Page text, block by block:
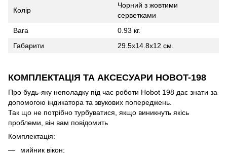
Колір
Чорний з жовтими
серветками
Вага
0.93 кг.
Габарити
29.5х14.8х12 см.
КОМПЛЕКТАЦІЯ ТА АКСЕСУАРИ HOBOT-198
Про будь-яку неполадку під час роботи Hobot 198 дає знати за
допомогою індикатора та звукових попереджень.
Так що не потрібно турбуватися, якщо виникнуть якісь
проблеми, він вам повідомить
Комплектація:
мийник вікон;